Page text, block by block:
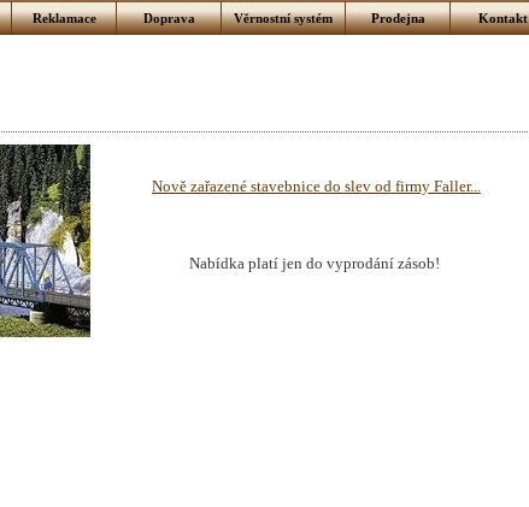
Reklamace Doprava Věrnostní systém Prodejna Kontakt
Nově zařazené stavebnice do slev od firmy Faller...
Nabídka platí jen do vyprodání zásob!